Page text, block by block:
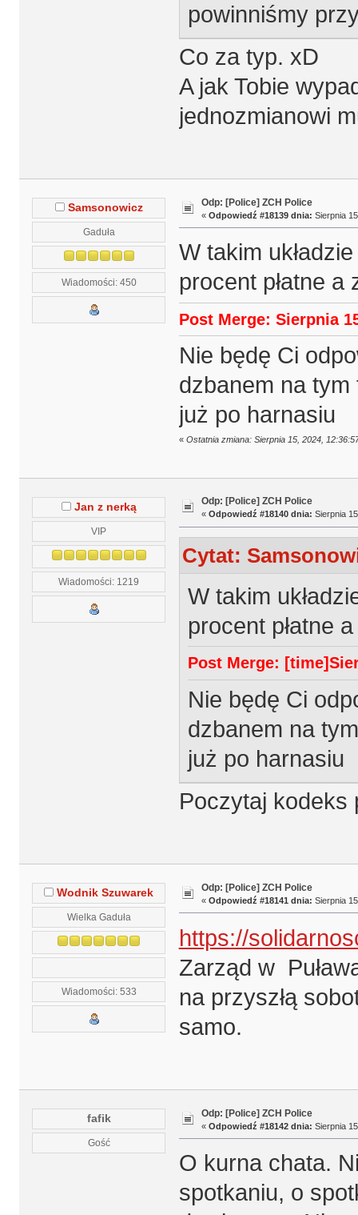
powinniśmy
Co za typ. xD
A jak Tobie
jednozmianowi
Samsonowicz
Gaduła
Wiadomości: 450
Odp: [Police] ZCH Police
« Odpowiedź #18139 dnia: Sierpnia
W takim
procent płatne
Post Merge: Sierpnia
Nie będę Ci
dzbanem na
już po harnasiu
« Ostatnia zmiana: Sierpnia 15, 2024,
Jan z nerką
VIP
Wiadomości: 1219
Odp: [Police] ZCH Police
« Odpowiedź #18140 dnia: Sierpnia
Cytat:
W takim
procent płatne
Post Merge:
Nie będę Ci
dzbanem na
już po harnasiu
Poczytaj kodeks
Wodnik Szuwarek
Wielka Gaduła
Wiadomości: 533
Odp: [Police] ZCH Police
« Odpowiedź #18141 dnia: Sierpnia
https://
Zarząd w
na przyszłą
samo.
fafik
Gość
Odp: [Police] ZCH Police
« Odpowiedź #18142 dnia: Sierpnia
O kurna chata.
spotkaniu, o